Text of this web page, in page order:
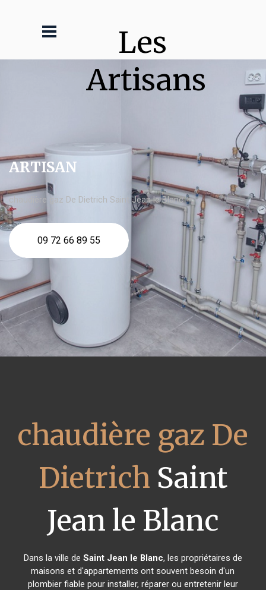
Les
Artisans
ARTISAN
chaudière gaz De Dietrich Saint Jean le Blanc
09 72 66 89 55
chaudière gaz De
Dietrich Saint
Jean le Blanc
Dans la ville de Saint Jean le Blanc, les propriétaires de
maisons et d'appartements ont souvent besoin d'un
plombier fiable pour installer, réparer ou entretenir leur